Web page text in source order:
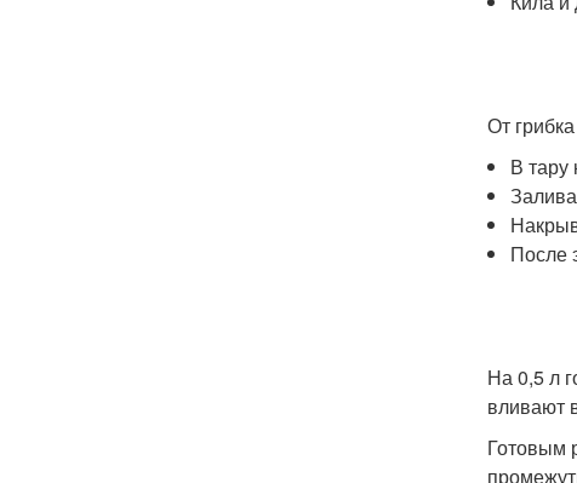
От
В тару
После
На 0,5 л
вливают
Готовым